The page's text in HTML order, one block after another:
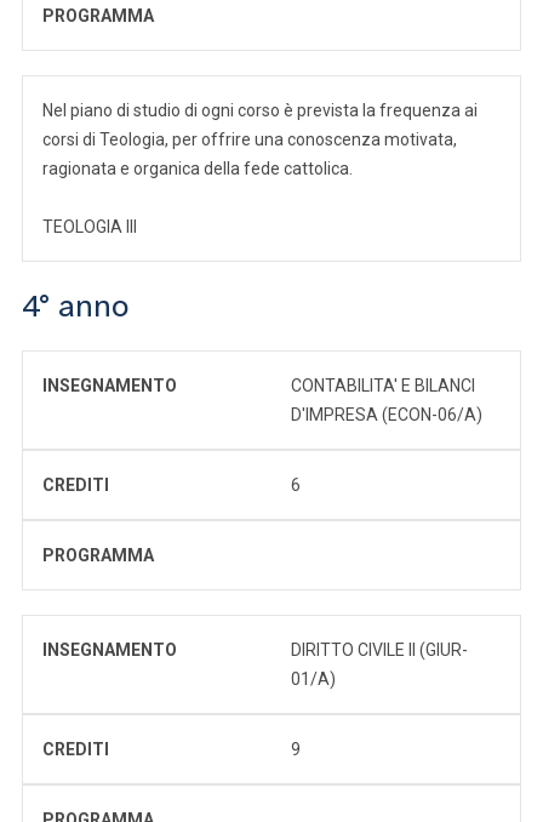
PROGRAMMA
Nel piano di studio di ogni corso è prevista la frequenza ai
corsi di Teologia, per offrire una conoscenza motivata,
ragionata e organica della fede cattolica.
TEOLOGIA III
4° anno
INSEGNAMENTO
CONTABILITA' E BILANCI
D'IMPRESA (ECON-06/A)
CREDITI 6
PROGRAMMA
INSEGNAMENTO
DIRITTO CIVILE II (GIUR-
01/A)
CREDITI 9